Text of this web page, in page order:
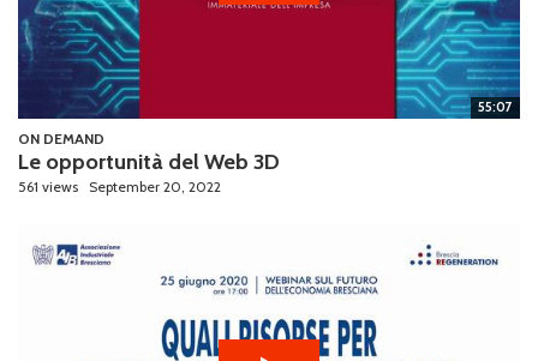
55:07
ON DEMAND
Le opportunità del Web 3D
561 views September 20, 2022